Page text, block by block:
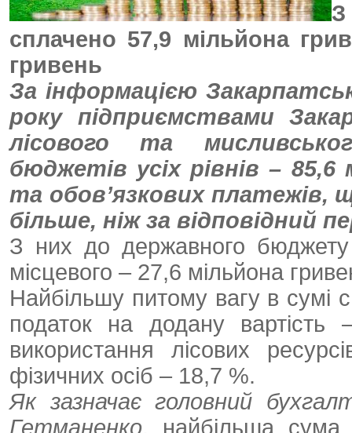
сплачено 57,9 мільйона
гривень
За інформацією
року підприємствами
лісового та
бюджетів усіх рівнів – 85,6
та обов’язкових платежів,
більше, ніж за відповідний
З них до державного
місцевого – 27,6 мільйона
Найбільшу питому вагу в сумі
податок на додану
використання лісових
фізичних осіб – 18,7 %.
Як зазначає головний
Гетманенко, найбільша сума